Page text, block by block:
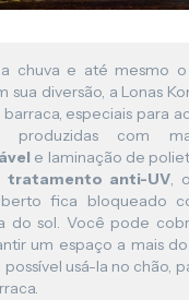
chuva e até mesmo
sua diversão, a Lonas
barraca, especiais para
produzidas com
e laminação de
tratamento anti-UV,
fica bloqueado
do sol. Você pode
um espaço a mais
usá-la no chão,